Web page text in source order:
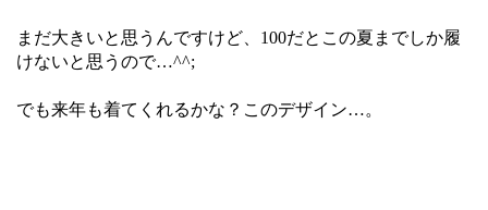
まだ大きいと思うんですけど、100だとこの夏までしか履
けないと思うので…^^;
でも来年も着てくれるかな？このデザイン…。